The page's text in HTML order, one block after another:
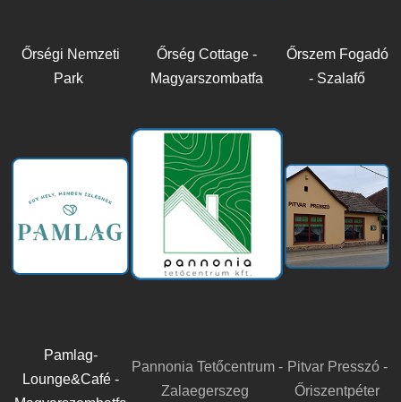
Őrségi Nemzeti
Park
Őrség Cottage -
Magyarszombatfa
Őrszem Fogadó
- Szalafő
Pamlag-
Lounge&Café -
Pannonia Tetőcentrum -
Zalaegerszeg
Pitvar Presszó -
Őriszentpéter